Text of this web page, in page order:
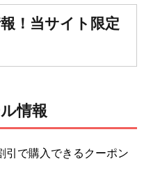
！当サイト限定
情報
引で購入できるクーポン